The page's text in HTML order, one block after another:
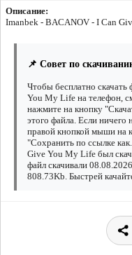
Описание:
Imanbek - BACANOV - I Can
📌 Совет по
Чтобы бесплатно
You My Life на телефон,
нажмите на кнопку
этого файла. Если ничего
правой кнопкой мыши на
"Сохранить по ссылке
Give You My Life был
файл скачивали
808.73Kb. Быстрей